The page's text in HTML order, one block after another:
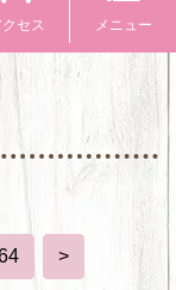
クセス メニュー
>